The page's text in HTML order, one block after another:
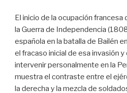
El inicio de la ocupación francesa
la Guerra de Independencia
española en la batalla de Bailén
el fracaso inicial de esa invasión
intervenir personalmente en la
muestra el contraste entre el
la derecha y la mezcla de